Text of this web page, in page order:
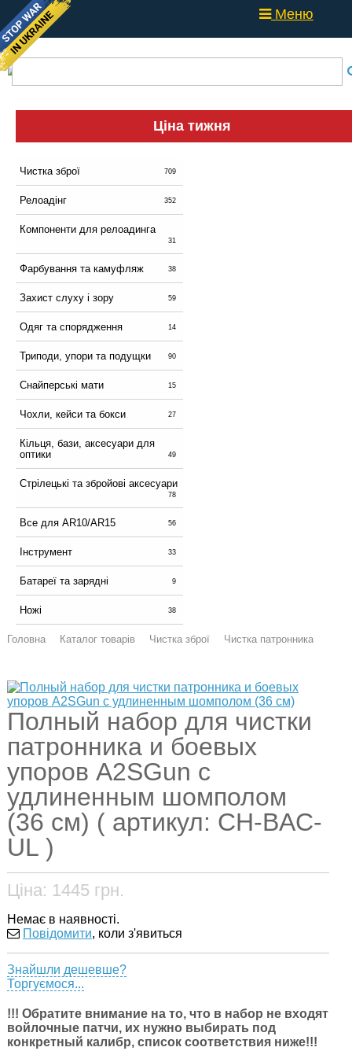
Меню
Ціна тижня
Чистка зброї 709
Релоадінг 352
Компоненти для релоадинга
31
Фарбування та камуфляж 38
Захист слуху і зору 59
Одяг та спорядження 14
Триподи, упори та подущки 90
Снайперські мати 15
Чохли, кейси та бокси 27
Кільця, бази, аксесуари для
оптики
49
Стрілецькі та збройові аксесуари
78
Все для AR10/AR15 56
Інструмент 33
Батареї та зарядні 9
Ножі 38
Головна Каталог товарів Чистка зброї Чистка патронника
Полный набор для чистки
патронника и боевых
упоров A2SGun c
удлиненным шомполом
(36 см) ( артикул: CH-BAC-
UL )
Ціна: 1445 грн.
Немає в наявності.
Повідомити, коли з'явиться
Знайшли дешевше?
Торгуємося...
!!! Обратите внимание на то, что в набор не входят
войлочные патчи, их нужно выбирать под
конкретный калибр, список соответствия ниже!!!